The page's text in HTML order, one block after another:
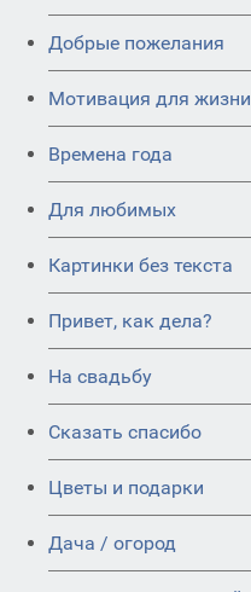
Добрые пожелания
Мотивация для жизни
Времена года
Для любимых
Картинки без текста
Привет, как дела?
На свадьбу
Сказать спасибо
Цветы и подарки
Дача / огород